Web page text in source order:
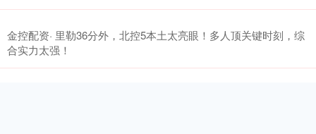
金控配资· 里勒36分外，北控5本土太亮眼！多人顶关键时刻，综
合实力太强！